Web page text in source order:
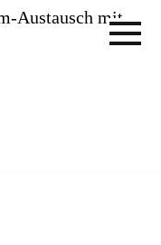
Austausch mit